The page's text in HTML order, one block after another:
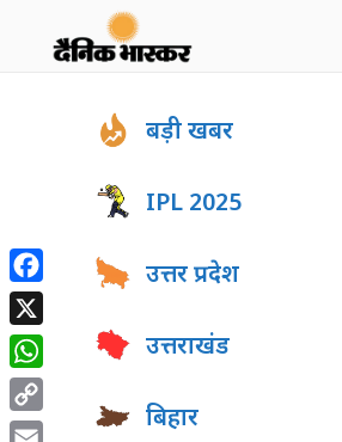
बड़ी खबर
IPL 2025
उत्तर प्रदेश
उत्तराखंड
बिहार
Facebook
X
WhatsApp
Copy